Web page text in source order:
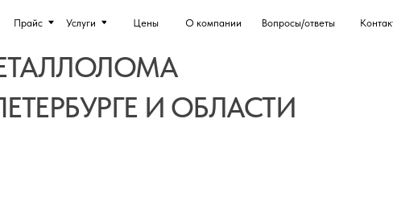
Цены
Услуги О компании Вопросы/ответы Контакты
И ОБЛАСТИ